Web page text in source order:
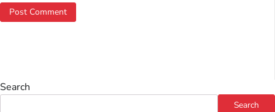
Search
Search